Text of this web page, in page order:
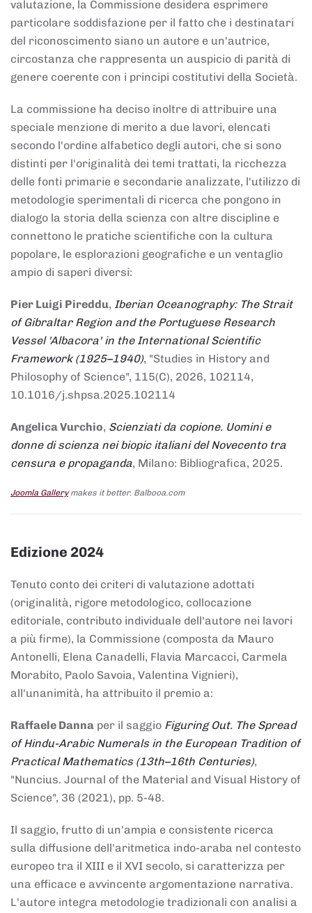
valutazione, la Commissione desidera esprimere
particolare soddisfazione per il fatto che i destinatari
del riconoscimento siano un autore e un'autrice,
circostanza che rappresenta un auspicio di parità di
genere coerente con i principi costitutivi della Società.
La commissione ha deciso inoltre di attribuire una
speciale menzione di merito a due lavori, elencati
secondo l'ordine alfabetico degli autori, che si sono
distinti per l'originalità dei temi trattati, la ricchezza
delle fonti primarie e secondarie analizzate, l'utilizzo di
metodologie sperimentali di ricerca che pongono in
dialogo la storia della scienza con altre discipline e
connettono le pratiche scientifiche con la cultura
popolare, le esplorazioni geografiche e un ventaglio
ampio di saperi diversi:
Pier Luigi Pireddu, Iberian Oceanography: The Strait
of Gibraltar Region and the Portuguese Research
Vessel 'Albacora' in the International Scientific
Framework (1925–1940), "Studies in History and
Philosophy of Science", 115(C), 2026, 102114,
10.1016/j.shpsa.2025.102114
Angelica Vurchio, Scienziati da copione. Uomini e
donne di scienza nei biopic italiani del Novecento tra
censura e propaganda, Milano: Bibliografica, 2025.
Joomla Gallerymakes it better. Balbooa.com
Edizione 2024
Tenuto conto dei criteri di valutazione adottati
(originalità, rigore metodologico, collocazione
editoriale, contributo individuale dell'autore nei lavori
a più firme), la Commissione (composta da Mauro
Antonelli, Elena Canadelli, Flavia Marcacci, Carmela
Morabito, Paolo Savoia, Valentina Vignieri),
all'unanimità, ha attribuito il premio a:
Raffaele Danna per il saggio Figuring Out. The Spread
of Hindu-Arabic Numerals in the European Tradition of
Practical Mathematics (13th–16th Centuries),
"Nuncius. Journal of the Material and Visual History of
Science", 36 (2021), pp. 5-48.
Il saggio, frutto di un'ampia e consistente ricerca
sulla diffusione dell'aritmetica indo-araba nel contesto
europeo tra il XIII e il XVI secolo, si caratterizza per
una efficace e avvincente argomentazione narrativa.
L'autore integra metodologie tradizionali con analisi a